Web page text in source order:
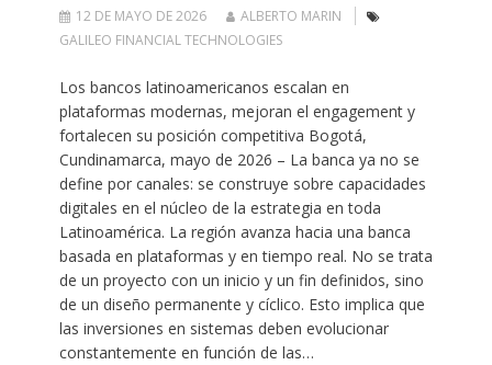
12 DE MAYO DE 2026
ALBERTO MARIN
GALILEO FINANCIAL TECHNOLOGIES
Los bancos latinoamericanos escalan en
plataformas modernas, mejoran el engagement y
fortalecen su posición competitiva Bogotá,
Cundinamarca, mayo de 2026 – La banca ya no se
define por canales: se construye sobre capacidades
digitales en el núcleo de la estrategia en toda
Latinoamérica. La región avanza hacia una banca
basada en plataformas y en tiempo real. No se trata
de un proyecto con un inicio y un fin definidos, sino
de un diseño permanente y cíclico. Esto implica que
las inversiones en sistemas deben evolucionar
constantemente en función de las…